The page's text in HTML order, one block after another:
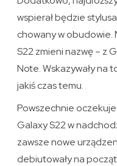
wspierał będzie
chowany w obudowie.
S22 zmieni nazwę – z
Note. Wskazywały na
jakiś czas temu.
Powszechnie
Galaxy S22 w
zawsze nowe
debiutowały na